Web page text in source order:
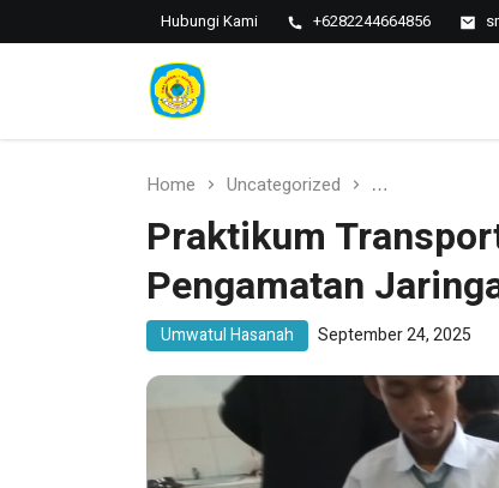
Hubungi Kami +6282244664856
SMAN 1
Bantaran
SMAN 1
BANTARAN
Home Uncategorized Praktikum
Praktikum
Pengamatan
Umwatul Hasanah September 24, 2025